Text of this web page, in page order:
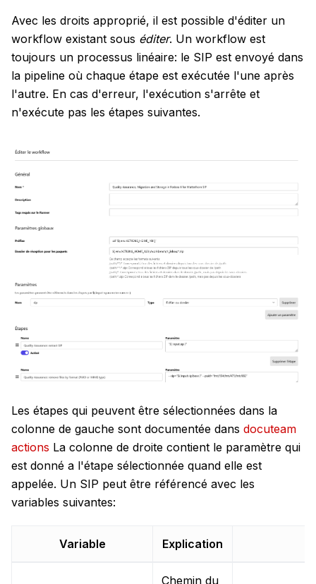
Avec les droits approprié, il est possible d'éditer un
workflow existant sous éditer. Un workflow est
toujours un processus linéaire: le SIP est envoyé dans
la pipeline où chaque étape est exécutée l'une après
l'autre. En cas d'erreur, l'exécution s'arrête et
n'exécute pas les étapes suivantes.
Les étapes qui peuvent être sélectionnées dans la
colonne de gauche sont documentée dans docuteam
actions La colonne de droite contient le paramètre qui
est donné a l'étape sélectionnée quand elle est
appelée. Un SIP peut être référencé avec les
variables suivantes:
Variable Explication
Chemin du